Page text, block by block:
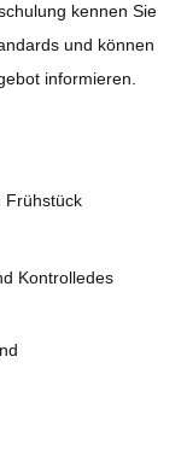
kennen Sie
und können
informieren.
Frühstück
Kontrolledes